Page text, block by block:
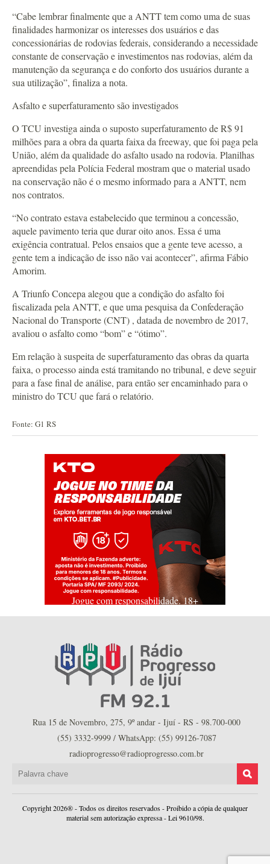
“Cabe lembrar finalmente que a ANTT tem como uma de suas
finalidades harmonizar os interesses dos usuários e das
concessionárias de rodovias federais, considerando a necessidade
constante de conservação e investimentos nas rodovias, além da
manutenção da segurança e do conforto dos usuários durante a
sua utilização”, finaliza a nota.
Asfalto e superfaturamento são investigados
O TCU investiga ainda o suposto superfaturamento de R$ 91
milhões para a obra da quarta faixa da freeway, que foi paga pela
União, além da qualidade do asfalto usado na rodovia. Planilhas
apreendidas pela Polícia Federal mostram que o material usado
na conservação não é o mesmo informado para a ANTT, nem
nos contratos.
“No contrato estava estabelecido que terminou a concessão,
aquele pavimento teria que durar oito anos. Essa é uma
exigência contratual. Pelos ensaios que a gente teve acesso, a
gente tem a indicação de isso não vai acontecer”, afirma Fábio
Amorim.
A Triunfo Concepa alegou que a condição do asfalto foi
fiscalizada pela ANTT, e que uma pesquisa da Confederação
Nacional do Transporte (CNT) , datada de novembro de 2017,
avaliou o asfalto como “bom” e “ótimo”.
Em relação à suspeita de superfaturamento das obras da quarta
faixa, o processo ainda está tramitando no tribunal, e deve seguir
para a fase final de análise, para então ser encaminhado para o
ministro do TCU que fará o relatório.
Fonte: G1 RS
Jogue com responsabilidade. 18+
Rua 15 de Novembro, 275, 9º andar - Ijuí - RS - 98.700-000
(55) 3332-9999 / WhatsApp: (55) 99126-7087
radioprogresso@radioprogresso.com.br
Copyright 2026® - Todos os direitos reservados - Proibido a cópia de qualquer
material sem autorização expressa - Lei 9610/98.